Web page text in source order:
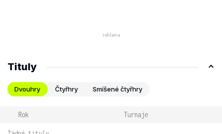
Tituly
Dvouhry Čtyřhry Smíšené čtyřhry
Rok Turnaje